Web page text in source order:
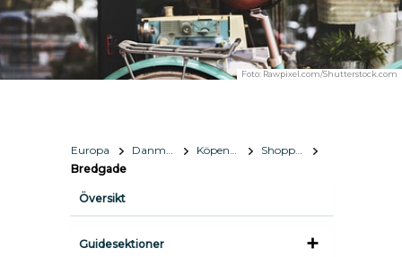
Foto: Rawpixel.com/Shutterstock.com
Europa Danmark Köpenhamn
Shopping
Bredgade
Översikt
Guidesektioner